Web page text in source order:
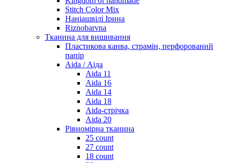
Stitch Color Mix
Наніашвілі Ірина
Riznobarvna
Тканина для вишивання
Пластикова канва, страмін, перфорований
папір
Aida / Аіда
Aida 11
Aida 16
Aida 14
Aida 18
Aida-стрічка
Aida 20
Рівномірна тканина
25 count
27 count
18 count